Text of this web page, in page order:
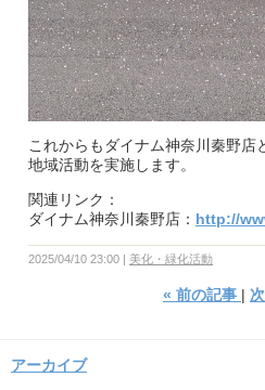
これからもダイナム神奈川秦野店
地域活動を実施します。
関連リンク：
ダイナム神奈川秦野店： http://
2025/04/10 23:00 美化・緑化活動
« 前の記事
アーカイブ